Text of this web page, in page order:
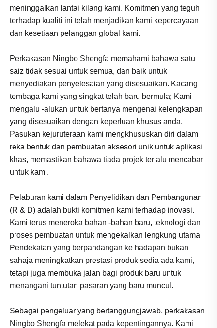
meninggalkan lantai kilang kami. Komitmen yang teguh
terhadap kualiti ini telah menjadikan kami kepercayaan
dan kesetiaan pelanggan global kami.
Perkakasan Ningbo Shengfa memahami bahawa satu
saiz tidak sesuai untuk semua, dan baik untuk
menyediakan penyelesaian yang disesuaikan. Kacang
tembaga kami yang singkat telah baru bermula; Kami
mengalu -alukan untuk bertanya mengenai kelengkapan
yang disesuaikan dengan keperluan khusus anda.
Pasukan kejuruteraan kami mengkhususkan diri dalam
reka bentuk dan pembuatan aksesori unik untuk aplikasi
khas, memastikan bahawa tiada projek terlalu mencabar
untuk kami.
Pelaburan kami dalam Penyelidikan dan Pembangunan
(R & D) adalah bukti komitmen kami terhadap inovasi.
Kami terus meneroka bahan -bahan baru, teknologi dan
proses pembuatan untuk mengekalkan lengkung utama.
Pendekatan yang berpandangan ke hadapan bukan
sahaja meningkatkan prestasi produk sedia ada kami,
tetapi juga membuka jalan bagi produk baru untuk
menangani tuntutan pasaran yang baru muncul.
Sebagai pengeluar yang bertanggungjawab, perkakasan
Ningbo Shengfa melekat pada kepentingannya. Kami